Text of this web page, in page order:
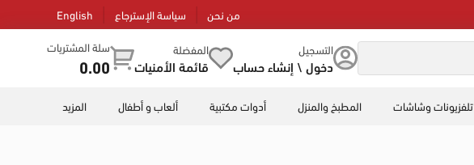
من نحن سياسة الإسترجاع English
التسجيل
دخول \ إنشاء حساب
المفضلة
قائمة الأمنيات
سلة المشتريات
0.00
تلفزيونات وشاشات المطبخ والمنزل أدوات مكتبية ألعاب و أطفال المزيد